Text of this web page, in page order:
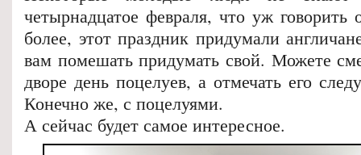
четырнадцатое февраля, что уж
более, этот праздник придумали
вам помешать придумать свой. Можете
дворе день поцелуев, а отмечать его
Конечно же, с поцелуями.
А сейчас будет самое интересное.